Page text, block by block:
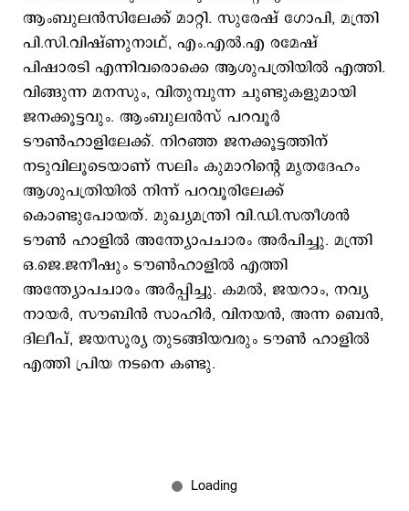
ആംബുലൻസിലേക്ക് മാറ്റി. സുരേഷ് ഗോപി, മന്ത്രി
പി.സി.വിഷ്ണുനാഥ്, എം.എൽ.എ രമേഷ്
പിഷാരടി എന്നിവരൊക്കെ ആശുപത്രിയിൽ എത്തി.
വിങ്ങുന്ന മനസും, വിതുമ്പുന്ന ചുണ്ടുകളുമായി
ജനക്കൂട്ടവും. ആംബുലൻസ് പറവൂർ
ടൗൺഹാളിലേക്ക്. നിറഞ്ഞ ജനക്കൂട്ടത്തിന്
നടുവിലൂടെയാണ് സലിം കുമാറിന്റെ മൃതദേഹം
ആശുപത്രിയിൽ നിന്ന് പറവൂരിലേക്ക്
കൊണ്ടുപോയത്. മുഖ്യമന്ത്രി വി.ഡി.സതീശൻ
ടൗൺ ഹാളിൽ അന്ത്യോപചാരം അർപിച്ചു. മന്ത്രി
ഒ.ജെ.ജനീഷും ടൗൺഹാളിൽ എത്തി
അന്ത്യോപചാരം അർപ്പിച്ചു. കമൽ, ജയറാം, നവ്യ
നായർ, സൗബിൻ സാഹിർ, വിനയൻ, അന്ന ബെൻ,
ദിലീപ്, ജയസൂര്യ തുടങ്ങിയവരും ടൗൺ ഹാളിൽ
എത്തി പ്രിയ നടനെ കണ്ടു.